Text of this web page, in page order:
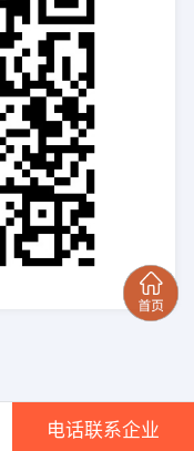
电话联系企业